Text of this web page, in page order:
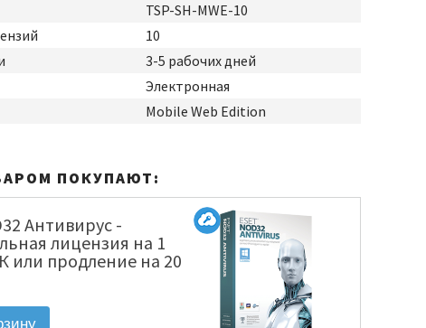
TSP-SH-MWE-10
10
3-5 рабочих дней
Электронная
Mobile Web Edition
ПОКУПАЮТ:
Антивирус -
лицензия на 1
или продление на 20
лицензия
1220(EKEY)-1-1]